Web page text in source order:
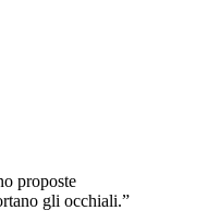
proposte
gli occhiali.”